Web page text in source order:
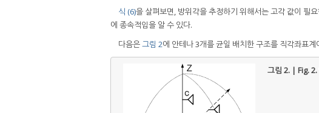
식 (6)을 살펴보면, 방위각을 추정하기 위해서는 고각 값이 필
에 종속적임을 알 수 있다.
다음은그림 2에 안테나 3개를 균일 배치한 구조를 직각좌표계
그림 2. | Fig. 2.